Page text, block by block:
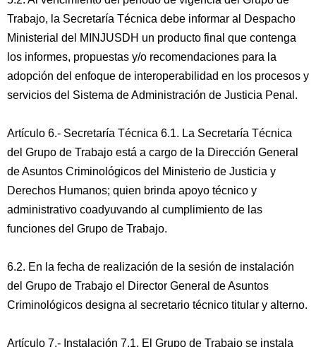
Trabajo, la Secretaría Técnica debe informar al Despacho
Ministerial del MINJUSDH un producto final que contenga
los informes, propuestas y/o recomendaciones para la
adopción del enfoque de interoperabilidad en los procesos y
servicios del Sistema de Administración de Justicia Penal.
Artículo 6.- Secretaría Técnica 6.1. La Secretaría Técnica
del Grupo de Trabajo está a cargo de la Dirección General
de Asuntos Criminológicos del Ministerio de Justicia y
Derechos Humanos; quien brinda apoyo técnico y
administrativo coadyuvando al cumplimiento de las
funciones del Grupo de Trabajo.
6.2. En la fecha de realización de la sesión de instalación
del Grupo de Trabajo el Director General de Asuntos
Criminológicos designa al secretario técnico titular y alterno.
Artículo 7.- Instalación 7.1. El Grupo de Trabajo se instala